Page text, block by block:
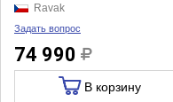
Ravak
Задать вопрос
74 990
В корзину